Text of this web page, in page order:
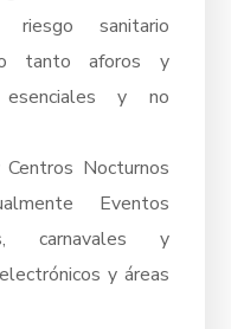
riesgo sanitario
tanto aforos y
y no
Nocturnos
Eventos
carnavales y
y áreas